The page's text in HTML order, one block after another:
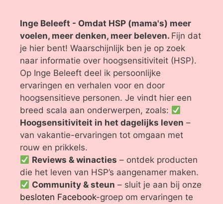
Inge Beleeft - Omdat HSP (mama's) meer
voelen, meer denken, meer beleven. Fijn dat
je hier bent! Waarschijnlijk ben je op zoek
naar informatie over hoogsensitiviteit (HSP).
Op Inge Beleeft deel ik persoonlijke
ervaringen en verhalen voor en door
hoogsensitieve personen. Je vindt hier een
breed scala aan onderwerpen, zoals:
Hoogsensitiviteit in het dagelijks leven –
van vakantie-ervaringen tot omgaan met
rouw en prikkels.
Reviews & winacties – ontdek producten
die het leven van HSP’s aangenamer maken.
Community & steun – sluit je aan bij onze
besloten Facebook-groep om ervaringen te